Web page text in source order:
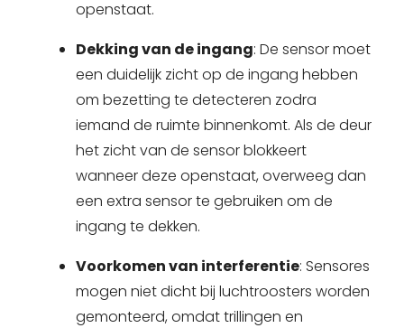
openstaat.
Dekking van de ingang: De sensor moet
een duidelijk zicht op de ingang hebben
om bezetting te detecteren zodra
iemand de ruimte binnenkomt. Als de deur
het zicht van de sensor blokkeert
wanneer deze openstaat, overweeg dan
een extra sensor te gebruiken om de
ingang te dekken.
Voorkomen van interferentie: Sensores
mogen niet dicht bij luchtroosters worden
gemonteerd, omdat trillingen en